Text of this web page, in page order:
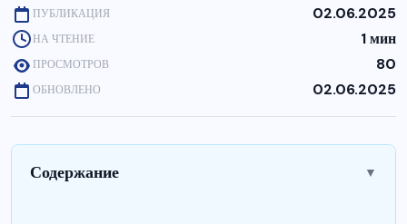
ПУБЛИКАЦИЯ 02.06.2025
НА ЧТЕНИЕ 1 мин
ПРОСМОТРОВ 80
ОБНОВЛЕНО 02.06.2025
Содержание ▼